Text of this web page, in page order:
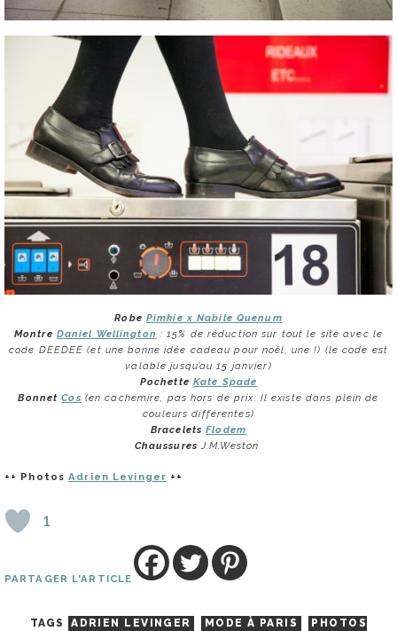
Robe Pimkie x Nabile Quenum
Montre Daniel Wellington : 15% de réduction sur tout le site avec le
code DEEDEE (et une bonne idée cadeau pour noël, une !) (le code est
valable jusqu’au 15 janvier)
Pochette Kate Spade
Bonnet Cos (en cachemire, pas hors de prix. Il existe dans plein de
couleurs différentes)
Bracelets Flodem
Chaussures J.M.Weston
++ PhotosAdrien Levinger ++
1
PARTAGER L'ARTICLE
TAGS ADRIEN LEVINGER MODE À PARIS
PHOTOS